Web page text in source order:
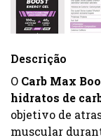
Descrição
O Carb Max
hidratos de
objetivo de
muscular